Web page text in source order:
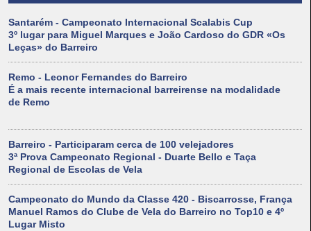
Santarém - Campeonato Internacional Scalabis Cup
3º lugar para Miguel Marques e João Cardoso do GDR «Os
Leças» do Barreiro
Remo - Leonor Fernandes do Barreiro
É a mais recente internacional barreirense na modalidade
de Remo
Barreiro - Participaram cerca de 100 velejadores
3ª Prova Campeonato Regional - Duarte Bello e Taça
Regional de Escolas de Vela
Campeonato do Mundo da Classe 420 - Biscarrosse, França
Manuel Ramos do Clube de Vela do Barreiro no Top10 e 4º
Lugar Misto